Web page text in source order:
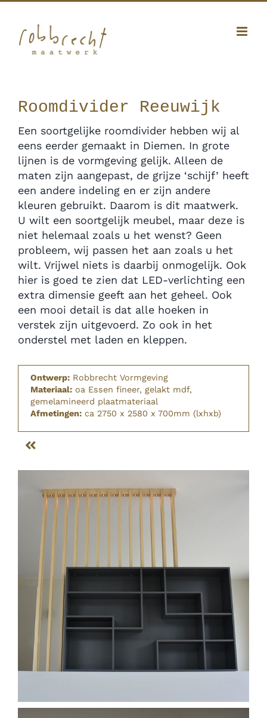
inhoud
010 341 12 20
Roomdivider Reeuwijk
Een soortgelijke roomdivider hebben wij al
eens eerder gemaakt in Diemen. In grote
lijnen is de vormgeving gelijk. Alleen de
maten zijn aangepast, de grijze ‘schijf’ heeft
een andere indeling en er zijn andere
kleuren gebruikt. Daarom is dit maatwerk.
U wilt een soortgelijk meubel, maar deze is
niet helemaal zoals u het wenst? Geen
probleem, wij passen het aan zoals u het
wilt. Vrijwel niets is daarbij onmogelijk. Ook
hier is goed te zien dat LED-verlichting een
extra dimensie geeft aan het geheel. Ook
een mooi detail is dat alle hoeken in
verstek zijn uitgevoerd. Zo ook in het
onderstel met laden en kleppen.
Ontwerp: Robbrecht Vormgeving
Materiaal: oa Essen fineer, gelakt mdf,
gemelamineerd plaatmateriaal
Afmetingen: ca 2750 x 2580 x 700mm (lxhxb)